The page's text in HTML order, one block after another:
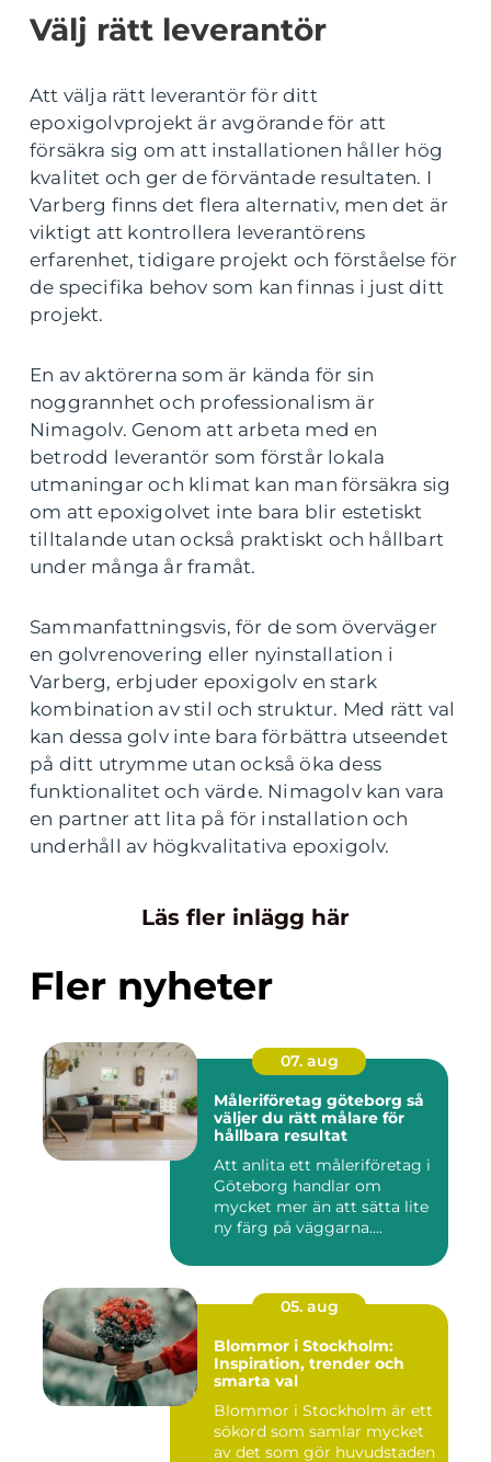
Välj rätt leverantör
Att välja rätt leverantör för ditt
epoxigolvprojekt är avgörande för att
försäkra sig om att installationen håller hög
kvalitet och ger de förväntade resultaten. I
Varberg finns det flera alternativ, men det är
viktigt att kontrollera leverantörens
erfarenhet, tidigare projekt och förståelse för
de specifika behov som kan finnas i just ditt
projekt.
En av aktörerna som är kända för sin
noggrannhet och professionalism är
Nimagolv. Genom att arbeta med en
betrodd leverantör som förstår lokala
utmaningar och klimat kan man försäkra sig
om att epoxigolvet inte bara blir estetiskt
tilltalande utan också praktiskt och hållbart
under många år framåt.
Sammanfattningsvis, för de som överväger
en golvrenovering eller nyinstallation i
Varberg, erbjuder epoxigolv en stark
kombination av stil och struktur. Med rätt val
kan dessa golv inte bara förbättra utseendet
på ditt utrymme utan också öka dess
funktionalitet och värde. Nimagolv kan vara
en partner att lita på för installation och
underhåll av högkvalitativa epoxigolv.
Läs fler inlägg här
Fler nyheter
07. aug
Måleriföretag göteborg så
väljer du rätt målare för
hållbara resultat
Att anlita ett måleriföretag i
Göteborg handlar om
mycket mer än att sätta lite
ny färg på väggarna....
05. aug
Blommor i Stockholm:
Inspiration, trender och
smarta val
Blommor i Stockholm är ett
sökord som samlar mycket
av det som gör huvudstaden